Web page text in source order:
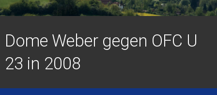
Dome Weber gegen OFC U
23 in 2008